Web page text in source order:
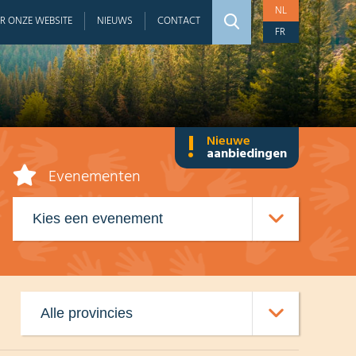
NL
FR
ONZE WEBSITE NIEUWS CONTACT
! Nieuwe
aanbiedingen
Evenementen